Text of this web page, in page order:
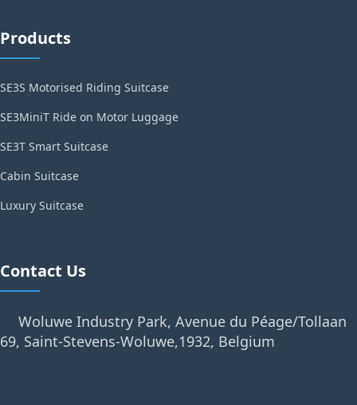
Products
SE3S Motorised Riding Suitcase
SE3MiniT Ride on Motor Luggage
SE3T Smart Suitcase
Cabin Suitcase
Luxury Suitcase
Contact Us
Woluwe Industry Park, Avenue du Péage/Tollaan
69, Saint-Stevens-Woluwe,1932, Belgium